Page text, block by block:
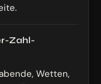
Zahl-
Wetten,